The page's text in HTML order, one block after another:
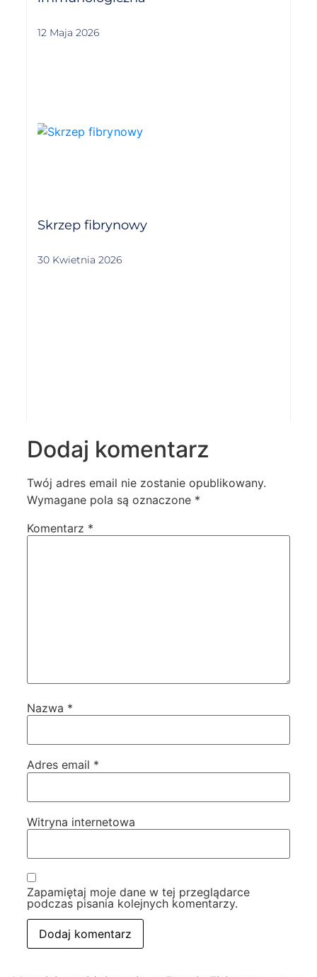
12 Maja 2026
Skrzep fibrynowy
30 Kwietnia 2026
Dodaj komentarz
Twój adres email nie zostanie opublikowany.
Wymagane pola są oznaczone *
Komentarz *
Nazwa *
Adres email *
Witryna internetowa
Zapamiętaj moje dane w tej przeglądarce
podczas pisania kolejnych komentarzy.